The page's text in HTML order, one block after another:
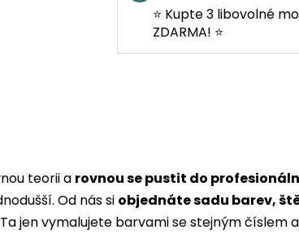
⭐ Kupte 3 libovolné
ZDARMA! ⭐
teorii a rovnou se pustit do
Od nás si objednáte sadu barev,
jen vymalujete barvami se stejným číslem